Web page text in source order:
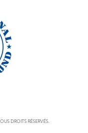
DROITS RÉSERVÉS.